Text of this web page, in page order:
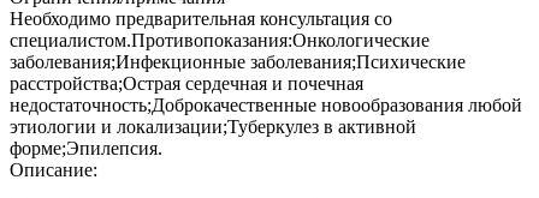
Необходимо предварительная консультация со
специалистом.Противопоказания:Онкологические
заболевания;Инфекционные заболевания;Психические
расстройства;Острая сердечная и почечная
недостаточность;Доброкачественные новообразования любой
этиологии и локализации;Туберкулез в активной
форме;Эпилепсия.
Описание: